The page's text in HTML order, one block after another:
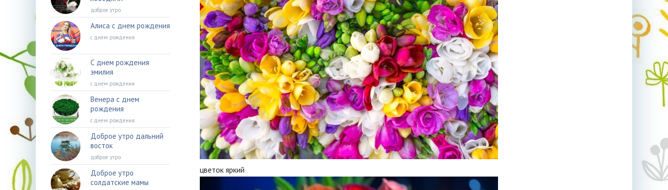
цветок яркий
доброе утро
Алиса с днем рождения
с днем рождения
С днем рождения
эмилия
с днем рождения
Венера с днем
рождения
с днем рождения
Доброе утро дальний
восток
доброе утро
Доброе утро
солдатские мамы